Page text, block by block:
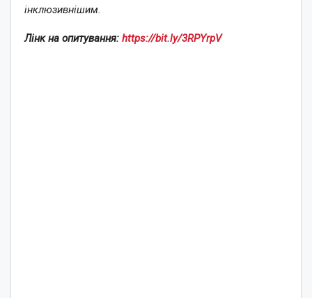
інклюзивнішим.
Лінк на опитування: https://bit.ly/3RPYrpV